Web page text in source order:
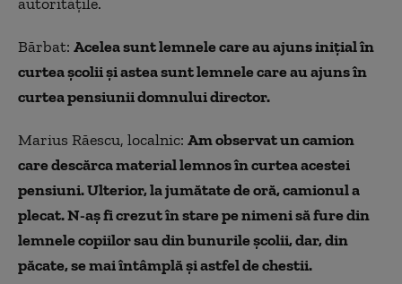
Bărbat: Acelea sunt lemnele care au ajuns inițial în
curtea școlii și astea sunt lemnele care au ajuns în
curtea pensiunii domnului director.
Marius Răescu, localnic: Am observat un camion
care descărca material lemnos în curtea acestei
pensiuni. Ulterior, la jumătate de oră, camionul a
plecat. N-aș fi crezut în stare pe nimeni să fure din
lemnele copiilor sau din bunurile școlii, dar, din
păcate, se mai întâmplă și astfel de chestii.